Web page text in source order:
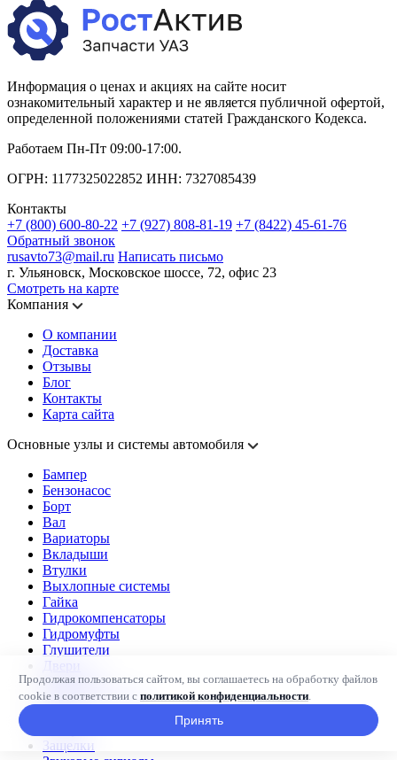
Информация о ценах и акциях на сайте носит
ознакомительный характер и не является публичной офертой,
определенной положениями статей Гражданского Кодекса.
Работаем Пн-Пт 09:00-17:00.
ОГРН: 1177325022852 ИНН: 7327085439
Контакты
+7 (800) 600-80-22 +7 (927) 808-81-19 +7 (8422) 45-61-76
Обратный звонок
rusavto73@mail.ru Написать письмо
г. Ульяновск, Московское шоссе, 72, офис 23
Смотреть на карте
Компания
О компании
Доставка
Отзывы
Блог
Контакты
Карта сайта
Основные узлы и системы автомобиля
Бампер
Бензонасос
Борт
Вал
Вариаторы
Вкладыши
Втулки
Выхлопные системы
Гайка
Гидрокомпенсаторы
Гидромуфты
Глушители
Двери
Демпферы
Диски сцепления
Защелки
Продолжая пользоваться сайтом, вы соглашаетесь на обработку файлов
cookie в соответствии с политикой конфиденциальности.
Принять